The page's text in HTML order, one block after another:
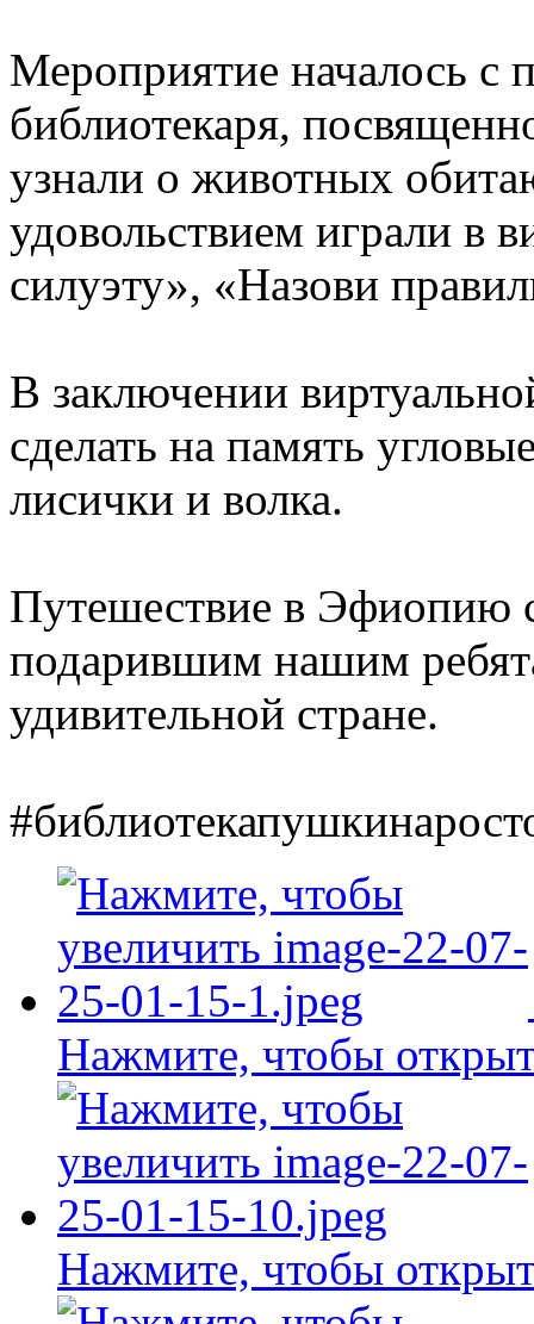
Мероприятие началось с
библиотекаря,
узнали о животных
удовольствием играли в
силуэту», «Назови
В заключении
сделать на память
лисички и волка.
Путешествие в Эфиопию
подарившим нашим
удивительной стране.
Нажмите, чтобы
Нажмите, чтобы